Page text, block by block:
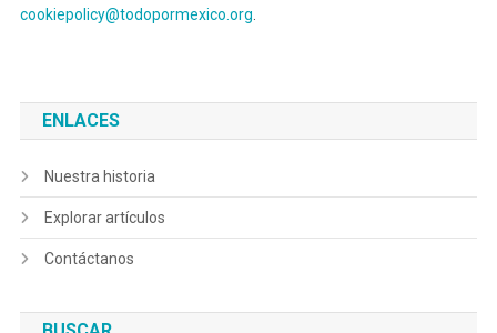
cookiepolicy@todopormexico.org
ENLACES
Nuestra historia
Explorar artículos
Contáctanos